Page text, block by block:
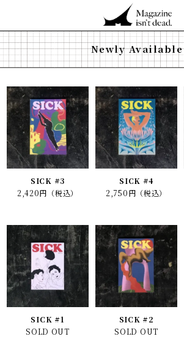
Newly Available
SICK #3
2,420円（税込）
SICK #4
2,750円（税込）
SICK #1
SOLD OUT
SICK #2
SOLD OUT